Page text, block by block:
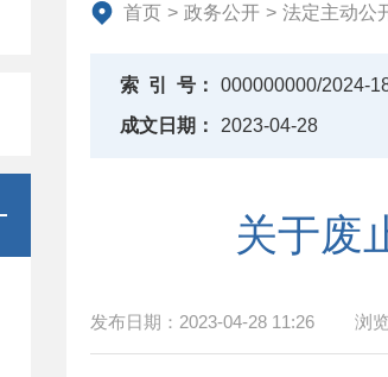
首页 > 政务公开 > 法定主动公
索 引 号： 000000000/2024-
成文日期：
2023-04-28
关于废
发布日期： 2023-04-28 11:26 浏